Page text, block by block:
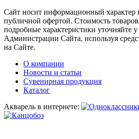
Сайт носит информационный характер
публичной офертой. Стоимость
подробные характеристики уточняйте у
Администрации Сайта, используя
на Сайте.
О компании
Новости и статьи
Сувенирная продукция
Каталог
Акварель в интернете: